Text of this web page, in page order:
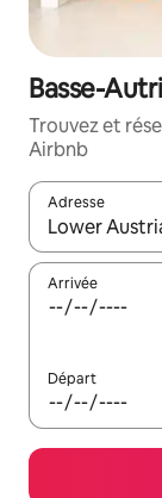
Basse-
Trouvez et
Airbnb
Adresse
Lorsque les
Arrivée
Départ